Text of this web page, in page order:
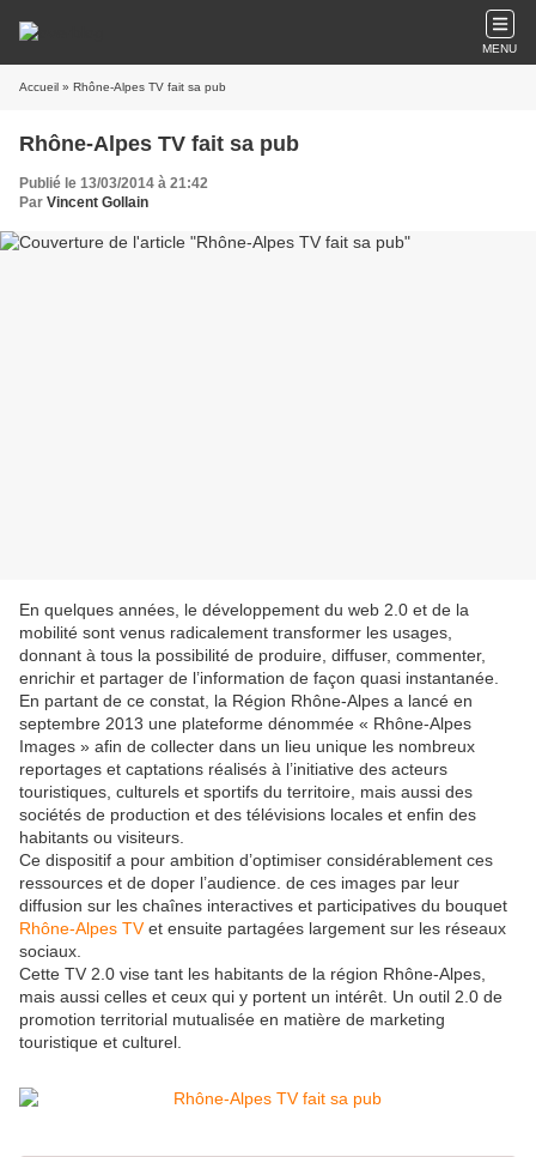
MENU
Accueil » Rhône-Alpes TV fait sa pub
Rhône-Alpes TV fait sa pub
Publié le 13/03/2014 à 21:42
Par Vincent Gollain
En quelques années, le développement du web 2.0 et de la
mobilité sont venus radicalement transformer les usages,
donnant à tous la possibilité de produire, diffuser, commenter,
enrichir et partager de l’information de façon quasi instantanée.
En partant de ce constat, la Région Rhône-Alpes a lancé en
septembre 2013 une plateforme dénommée « Rhône-Alpes
Images » afin de collecter dans un lieu unique les nombreux
reportages et captations réalisés à l’initiative des acteurs
touristiques, culturels et sportifs du territoire, mais aussi des
sociétés de production et des télévisions locales et enfin des
habitants ou visiteurs.
Ce dispositif a pour ambition d’optimiser considérablement ces
ressources et de doper l’audience. de ces images par leur
diffusion sur les chaînes interactives et participatives du bouquet
Rhône-Alpes TVet ensuite partagées largement sur les réseaux
sociaux.
Cette TV 2.0 vise tant les habitants de la région Rhône-Alpes,
mais aussi celles et ceux qui y portent un intérêt. Un outil 2.0 de
promotion territorial mutualisée en matière de marketing
touristique et culturel.